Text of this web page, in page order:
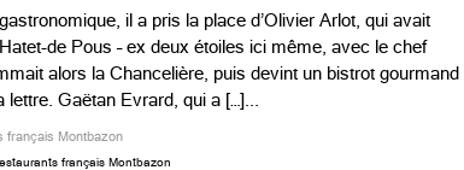
il a pris la place d’Olivier Arlot, qui avait
de Pous – ex deux étoiles ici même, avec le chef
alors la Chancelière, puis devint un bistrot gourmand
Gaëtan Evrard, qui a […]...
français Montbazon
français Montbazon